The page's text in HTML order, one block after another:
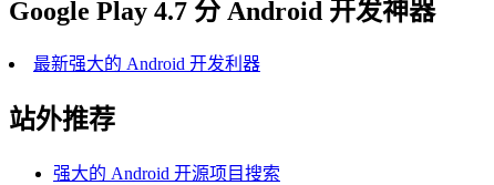
Google Play 4.7 分 Android 开发神器
最新强大的 Android 开发利器
站外推荐
强大的 Android 开源项目搜索